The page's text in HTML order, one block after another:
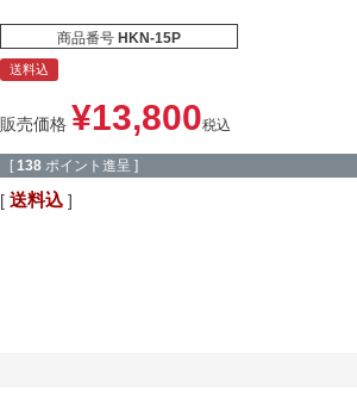
商品番号 HKN-15P
送料込
販売価格 ¥13,800税込
[ 138 ポイント進呈 ]
送料込